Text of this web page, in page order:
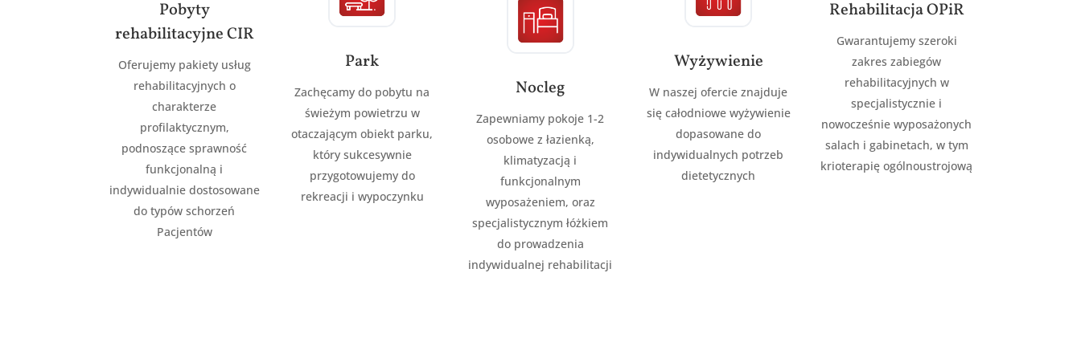
Pobyty
rehabilitacyjne CIR
Oferujemy pakiety usług
rehabilitacyjnych o
charakterze
profilaktycznym,
podnoszące sprawność
funkcjonalną i
indywidualnie dostosowane
do typów schorzeń
Pacjentów
Park
Zachęcamy do pobytu na
świeżym powietrzu w
otaczającym obiekt parku,
który sukcesywnie
przygotowujemy do
rekreacji i wypoczynku
Nocleg
Zapewniamy pokoje 1-2
osobowe z łazienką,
klimatyzacją i
funkcjonalnym
wyposażeniem, oraz
specjalistycznym łóżkiem
do prowadzenia
indywidualnej rehabilitacji
Wyżywienie
W naszej ofercie znajduje
się całodniowe wyżywienie
dopasowane do
indywidualnych potrzeb
dietetycznych
Rehabilitacja OPiR
Gwarantujemy szeroki
zakres zabiegów
rehabilitacyjnych w
specjalistycznie i
nowocześnie wyposażonych
salach i gabinetach, w tym
krioterapię ogólnoustrojową